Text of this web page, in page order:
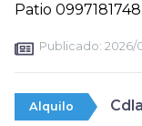
Patio 0997181748.
Publicado: 2026/
Alquilo